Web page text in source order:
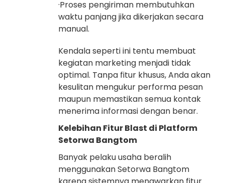
·Proses pengiriman membutuhkan
waktu panjang jika dikerjakan secara
manual.
Kendala seperti ini tentu membuat
kegiatan marketing menjadi tidak
optimal. Tanpa fitur khusus, Anda akan
kesulitan mengukur performa pesan
maupun memastikan semua kontak
menerima informasi dengan benar.
Kelebihan Fitur Blast di Platform
Setorwa Bangtom
Banyak pelaku usaha beralih
menggunakan Setorwa Bangtom